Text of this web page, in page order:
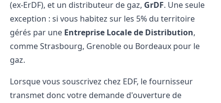
(ex-ErDF), et un distributeur de gaz, GrDF. Une seule
exception : si vous habitez sur les 5% du territoire
gérés par une Entreprise Locale de Distribution,
comme Strasbourg, Grenoble ou Bordeaux pour le
gaz.
Lorsque vous souscrivez chez EDF, le fournisseur
transmet donc votre demande d'ouverture de